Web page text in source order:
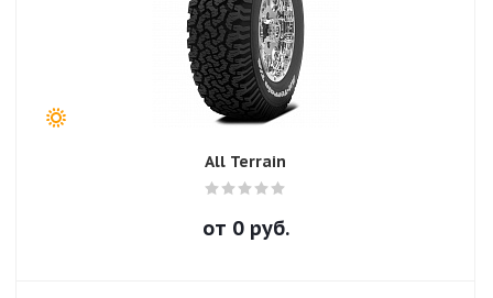
All Terrain
от 0руб.